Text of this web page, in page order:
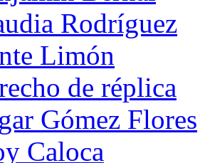
Rodríguez
Limón
de réplica
Gómez Flores
Caloca